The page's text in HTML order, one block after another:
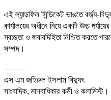
এই ল্যান্ডফিল সিন্ডিকেট ভাঙতে বর্জ্য-
কার্যালয়ের অধীনে নিয়ে একটি উচ্চ
স্বচ্ছতা ও জবাবদিহিতা নিশ্চিত করতে
সম্পদ।
——–
এস এম জহিরুল ইসলাম বিদ্যুৎ
সাংবাদিক, মানবাধিকার কর্মী ও কলামিস্ট।